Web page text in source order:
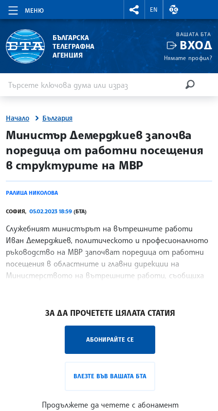
МЕНЮ
RIGHTMENU.SOCIAL
EN
ВАЛУТНИ
БЪЛГАРСКА
ТЕЛЕГРАФНА
АГЕНЦИЯ
ВАШАТА БТА
ВХОД
Нямате профил?
Начало България
site.bta
Министър Демерджиев започва
поредица от работни посещения
в структурите на МВР
РАЛИЦА НИКОЛОВА
СОФИЯ, 05.02.2023 18:59 (БТА)
Служебният министърът на вътрешните работи
Иван Демерджиев, политическото и професионалното
ръководство на МВР започват поредица от работни
посещения в областните и главни дирекции на
Министерството на вътрешните работи, съобщиха
ЗА ДА ПРОЧЕТЕТЕ ЦЯЛАТА СТАТИЯ
АБОНИРАЙТЕ СЕ
ВЛЕЗТЕ ВЪВ ВАШАТА БТА
Продължете да четете с абонамент